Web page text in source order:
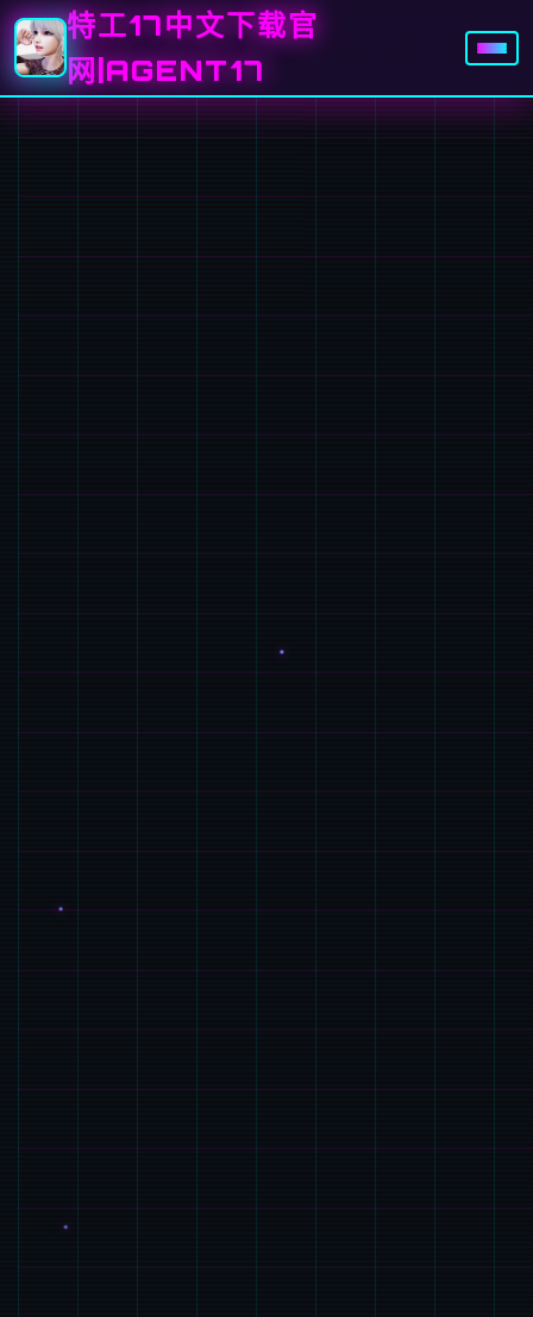
特工17中文下载官
网|AGENT17